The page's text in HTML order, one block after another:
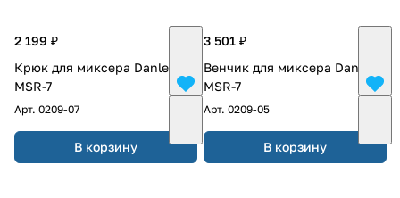
2 199 ₽
Крюк для миксера Danler
MSR-7
Арт. 0209-07
В корзину
3 501 ₽
Венчик для миксера Danler
MSR-7
Арт. 0209-05
В корзину